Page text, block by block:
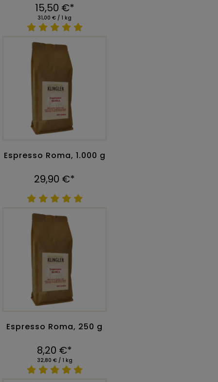
15,50 €*
31,00 € / 1 kg
Espresso Roma, 1.000 g
29,90 €*
Espresso Roma, 250 g
8,20 €*
32,80 € / 1 kg